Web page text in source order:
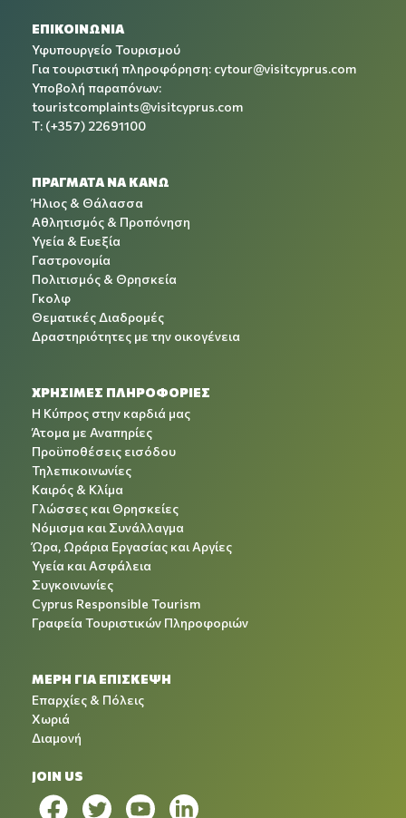
ΕΠΙΚΟΙΝΩΝΙΑ
Υφυπουργείο Τουρισμού
Για τουριστική πληροφόρηση: cytour@visitcyprus.com
Υποβολή παραπόνων:
touristcomplaints@visitcyprus.com
T: (+357) 22691100
ΠΡΑΓΜΑΤΑ ΝΑ ΚΑΝΩ
Ήλιος & Θάλασσα
Αθλητισμός & Προπόνηση
Υγεία & Ευεξία
Γαστρονομία
Πολιτισμός & Θρησκεία
Γκολφ
Θεματικές Διαδρομές
Δραστηριότητες με την οικογένεια
ΧΡΉΣΙΜΕΣ ΠΛΗΡΟΦΟΡΊΕΣ
Η Κύπρος στην καρδιά μας
Άτομα με Αναπηρίες
Προϋποθέσεις εισόδου
Τηλεπικοινωνίες
Καιρός & Κλίμα
Γλώσσες και Θρησκείες
Νόμισμα και Συνάλλαγμα
Ώρα, Ωράρια Εργασίας και Αργίες
Υγεία και Ασφάλεια
Συγκοινωνίες
Cyprus Responsible Tourism
Γραφεία Τουριστικών Πληροφοριών
ΜΕΡΗ ΓΙΑ ΕΠΙΣΚΕΨΗ
Επαρχίες & Πόλεις
Χωριά
Διαμονή
JOIN US